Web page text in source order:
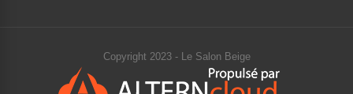
Copyright 2023 - Le Salon Beige